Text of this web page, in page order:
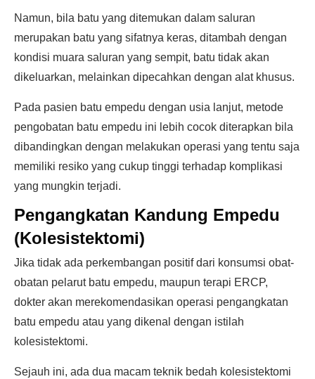
Namun, bila batu yang ditemukan dalam saluran
merupakan batu yang sifatnya keras, ditambah dengan
kondisi muara saluran yang sempit, batu tidak akan
dikeluarkan, melainkan dipecahkan dengan alat khusus.
Pada pasien batu empedu dengan usia lanjut, metode
pengobatan batu empedu ini lebih cocok diterapkan bila
dibandingkan dengan melakukan operasi yang tentu saja
memiliki resiko yang cukup tinggi terhadap komplikasi
yang mungkin terjadi.
Pengangkatan Kandung Empedu
(Kolesistektomi)
Jika tidak ada perkembangan positif dari konsumsi obat-
obatan pelarut batu empedu, maupun terapi ERCP,
dokter akan merekomendasikan operasi pengangkatan
batu empedu atau yang dikenal dengan istilah
kolesistektomi.
Sejauh ini, ada dua macam teknik bedah kolesistektomi